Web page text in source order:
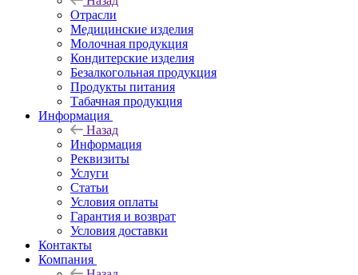
Отрасли
Медицинские изделия
Молочная продукция
Кондитерские изделия
Безалкогольная продукция
Продукты питания
Табачная продукция
Информация
Назад
Информация
Реквизиты
Услуги
Статьи
Условия оплаты
Гарантия и возврат
Условия доставки
Контакты
Компания